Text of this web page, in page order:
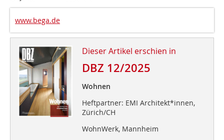
www.bega.de
Dieser Artikel erschien in
DBZ 12/2025
Wohnen
Heftpartner: EMI Architekt*innen,
Zürich/CH
WohnWerk, Mannheim